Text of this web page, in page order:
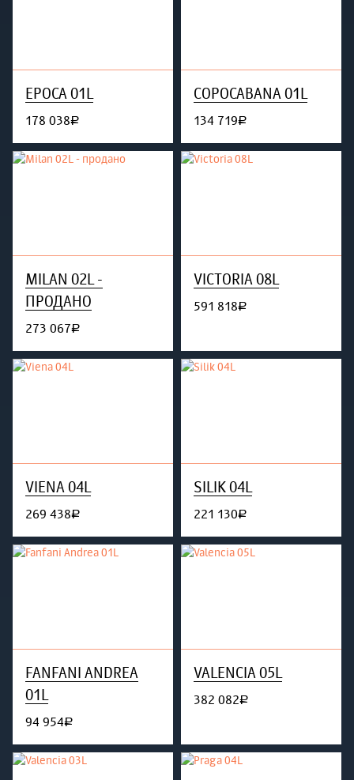
EPOCA 01L
178 038руб.
COPOCABANA 01L
134 719руб.
MILAN 02L -
ПРОДАНО
273 067руб.
VICTORIA 08L
591 818руб.
VIENA 04L
269 438руб.
SILIK 04L
221 130руб.
FANFANI ANDREA
01L
94 954руб.
VALENCIA 05L
382 082руб.